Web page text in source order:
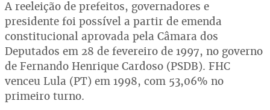
A reeleição de prefeitos, governadores e
presidente foi possível a partir de emenda
constitucional aprovada pela Câmara dos
Deputados em 28 de fevereiro de 1997, no governo
de Fernando Henrique Cardoso (PSDB). FHC
venceu Lula (PT) em 1998, com 53,06% no
primeiro turno.